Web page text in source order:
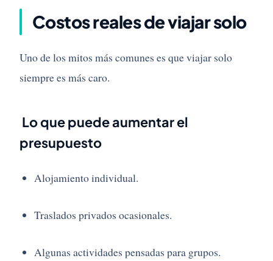
Costos reales de viajar solo
Uno de los mitos más comunes es que viajar solo
siempre es más caro.
Lo que puede aumentar el
presupuesto
Alojamiento individual.
Traslados privados ocasionales.
Algunas actividades pensadas para grupos.